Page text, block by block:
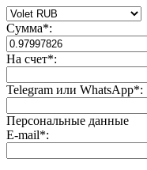
Сумма*:
На счет*:
Telegram или WhatsApp*:
Персональные данные
E-mail*: